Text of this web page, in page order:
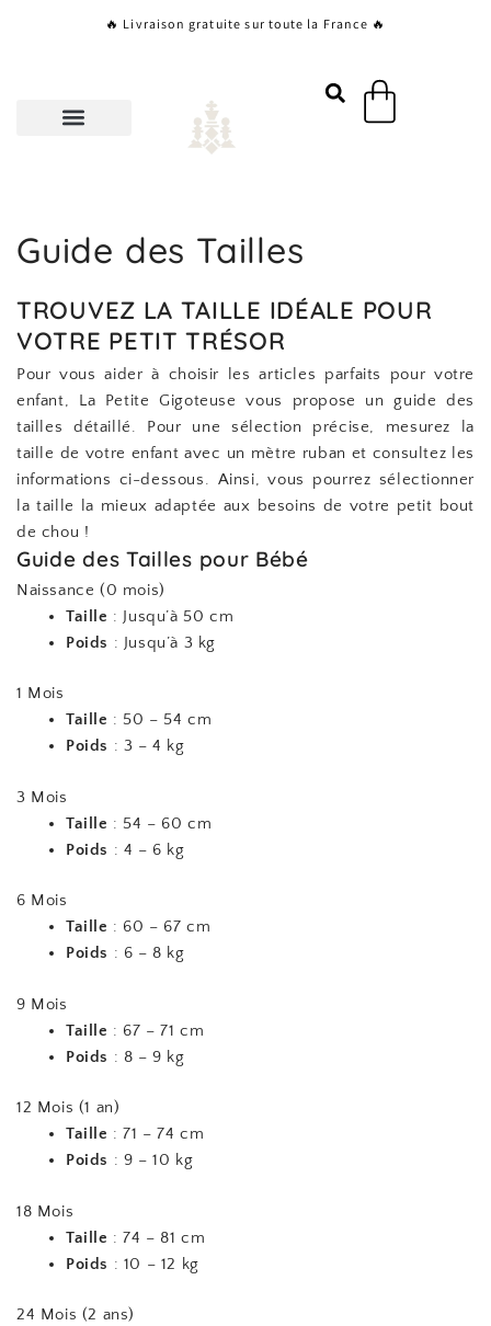
🔥 Livraison gratuite sur toute la France 🔥
Panier
Guide des Tailles
TROUVEZ LA TAILLE IDÉALE POUR
VOTRE PETIT TRÉSOR
Pour vous aider à choisir les articles parfaits pour votre
enfant, La Petite Gigoteuse vous propose un guide des
tailles détaillé. Pour une sélection précise, mesurez la
taille de votre enfant avec un mètre ruban et consultez les
informations ci-dessous. Ainsi, vous pourrez sélectionner
la taille la mieux adaptée aux besoins de votre petit bout
de chou !
Guide des Tailles pour Bébé
Naissance (0 mois)
Taille : Jusqu’à 50 cm
Poids : Jusqu’à 3 kg
1 Mois
Taille : 50 – 54 cm
Poids : 3 – 4 kg
3 Mois
Taille : 54 – 60 cm
Poids : 4 – 6 kg
6 Mois
Taille : 60 – 67 cm
Poids : 6 – 8 kg
9 Mois
Taille : 67 – 71 cm
Poids : 8 – 9 kg
12 Mois (1 an)
Taille : 71 – 74 cm
Poids : 9 – 10 kg
18 Mois
Taille : 74 – 81 cm
Poids : 10 – 12 kg
24 Mois (2 ans)